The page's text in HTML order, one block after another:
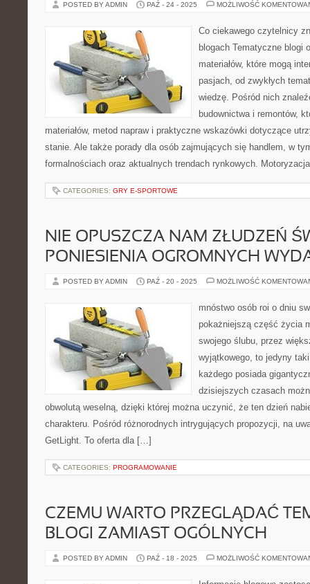
POSTED BY ADMIN PAŹ - 24 - 2025 MOŻLIWOŚĆ
Co ciekawego czytelnicy
blogach Tematyczne blogi
materiałów, które mogą
pasjach, od zwykłych
wiedzę. Pośród nich
budownictwa i remontów,
materiałów, metod napraw i praktyczne wskazówki dotyczące
stanie. Ale także porady dla osób zajmujących się handlem, w
formalnościach oraz aktualnych trendach rynkowych.
CATEGORIES: GRY E-SPORTOWE
NIE OPUSZCZA NAM ZŁUDZEŃ
PONIESIENIA OGROMNYCH
POSTED BY ADMIN PAŹ - 20 - 2025 MOŻLIWOŚĆ
mnóstwo osób roi o dniu
pokażniejszą część życia
swojego ślubu, przez
wyjątkowego, to jedyny
każdego posiada
dzisiejszych czasach
obwolutą weselną, dzięki której można uczynić, że ten dzień
charakteru. Pośród różnorodnych intrygujących propozycji, na
GetLight. To oferta dla […]
CATEGORIES: PROGRAMOWANIE
CZEMU WARTO PRZEGLĄDAĆ
BLOGI ZAMIAST OGÓLNYCH
POSTED BY ADMIN PAŹ - 18 - 2025 MOŻLIWOŚĆ